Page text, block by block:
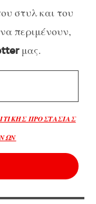
στυλ και του
περιμένουν,
μας.
ΠΡΟΣΤΑΣΙΑΣ